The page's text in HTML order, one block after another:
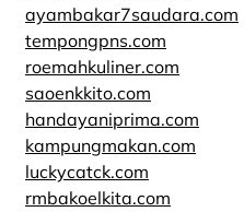
ayambakar7saudara.com
tempongpns.com
roemahkuliner.com
saoenkkito.com
handayaniprima.com
kampungmakan.com
luckycatck.com
rmbakoelkita.com